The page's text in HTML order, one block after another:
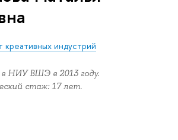
креативных индустрий
НИУ ВШЭ в 2013 году.
стаж: 17 лет.